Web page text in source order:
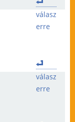
válasz
erre
válasz
erre